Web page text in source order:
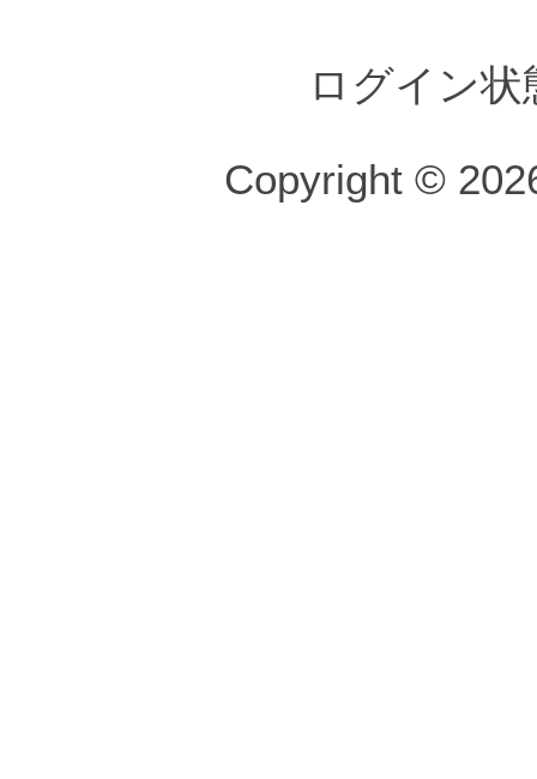
ログイン
Copyright ©